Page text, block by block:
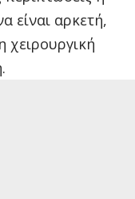
είναι αρκετή,